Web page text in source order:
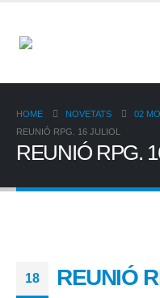
HOME NOVETATS
02
REUNIÓ RPG. 16 JULIOL
REUNIÓ RPG.
18 REUNIÓ